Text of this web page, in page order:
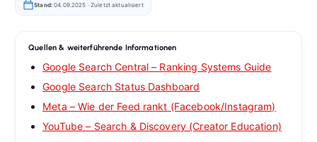
Stand:04.09.2025 · Zuletzt aktualisiert
Quellen & weiterführende Informationen
Google Search Central – Ranking Systems Guide
Google Search Status Dashboard
Meta – Wie der Feed rankt (Facebook/Instagram)
YouTube – Search & Discovery (Creator Education)